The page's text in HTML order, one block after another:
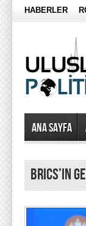
HABERLER
Ana Sayfa
brics’in